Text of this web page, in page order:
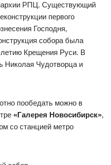
РПЦ. Существующий
первого
Господня,
собора была
летию Крещения Руси. В
Николая Чудотворца и
пообедать можно в
«Галерея Новосибирск»,
со станцией метро